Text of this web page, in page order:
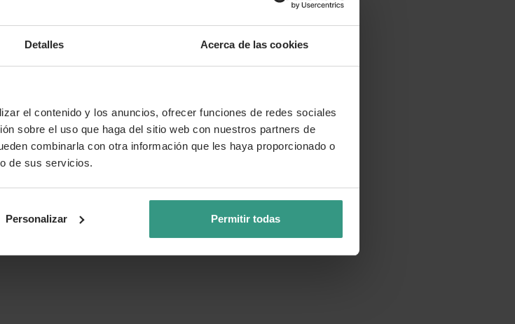
Detalles Acerca de las cookies
el contenido y los anuncios, ofrecer funciones de redes sociales
sobre el uso que haga del sitio web con nuestros partners de
combinarla con otra información que les haya proporcionado o
de sus servicios.
Personalizar Permitir todas